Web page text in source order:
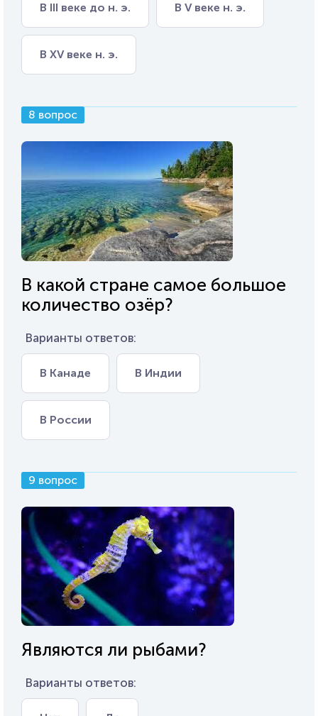
В III веке до н. э. В V веке н. э.
В XV веке н. э.
8 вопрос
В какой стране самое большое
количество озёр?
Варианты ответов:
В Канаде В Индии
В России
9 вопрос
Являются ли рыбами?
Варианты ответов: